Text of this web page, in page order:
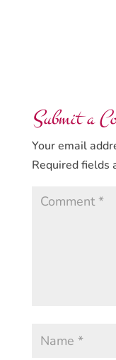
Submit a
Your email
Required fields